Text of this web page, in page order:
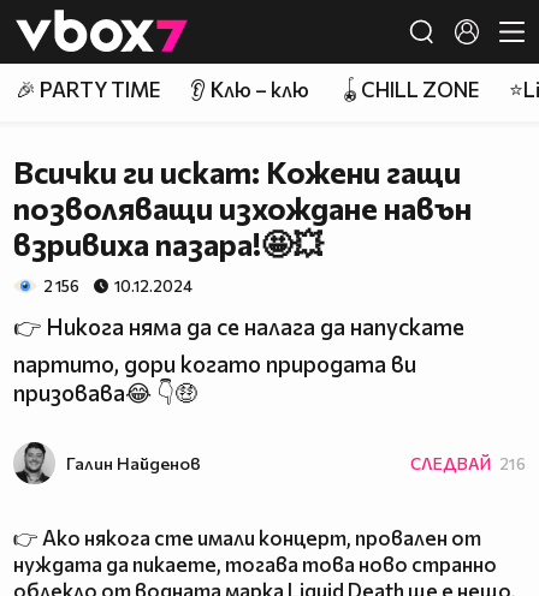
👾
🎉 PARTY TIME 👂 Клю – клю 🪀CHILL ZONE
Всички ги искат: Кожени гащи
позволяващи изхождане навън
взривиха пазара!🤩💥
2 156 10.12.2024
👉 Никога няма да се налага да напускате
партито, дори когато природата ви
призовава😂 👇🤑
Галин Найденов СЛЕДВАЙ 216
👉 Ако някога сте имали концерт, провален от
нуждата да пикаете, тогава това ново странно
облекло от водната марка Liquid Death ще е нещо,